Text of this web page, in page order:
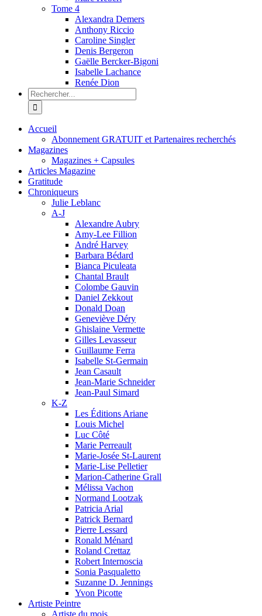
Tome 4
Alexandra Demers
Anthony Riccio
Caroline Singler
Denis Bergeron
Gaëlle Bercker-Bigoni
Isabelle Lachance
Renée Dion
Recherche
sur
le
site
:
Accueil
Abonnement GRATUIT et Partenaires recherchés
Magazines
Magazines + Capsules
Articles Magazine
Gratitude
Chroniqueurs
Julie Leblanc
A-J
Alexandre Aubry
Amy-Lee Fillion
André Harvey
Barbara Bédard
Bianca Piculeata
Chantal Brault
Colombe Gauvin
Daniel Zekkout
Donald Doan
Geneviève Déry
Ghislaine Vermette
Gilles Levasseur
Guillaume Ferra
Isabelle St-Germain
Jean Casault
Jean-Marie Schneider
Jean-Paul Simard
K-Z
Les Éditions Ariane
Louis Michel
Luc Côté
Marie Perreault
Marie-Josée St-Laurent
Marie-Lise Pelletier
Marion-Catherine Grall
Mélissa Vachon
Normand Lootzak
Patricia Arial
Patrick Bernard
Pierre Lessard
Ronald Ménard
Roland Crettaz
Robert Internoscia
Sonia Pasqualetto
Suzanne D. Jennings
Yvon Picotte
Artiste Peintre
Artiste du mois